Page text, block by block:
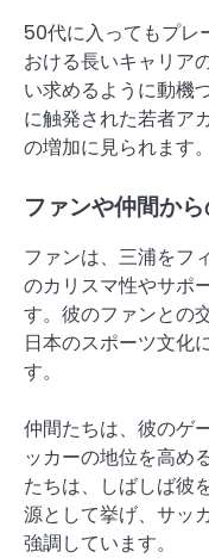
50代に入ってもプレ
おける長いキャリア
い求めるように動機
に触発された若者ア
の増加に見られます。
ファンや仲間か
ファンは、三浦をフ
のカリスマ性やサポ
す。彼のファンとの
日本のスポーツ文化
す。
仲間たちは、彼のゲ
ッカーの地位を高め
たちは、しばしば彼
源として挙げ、サッ
強調しています。